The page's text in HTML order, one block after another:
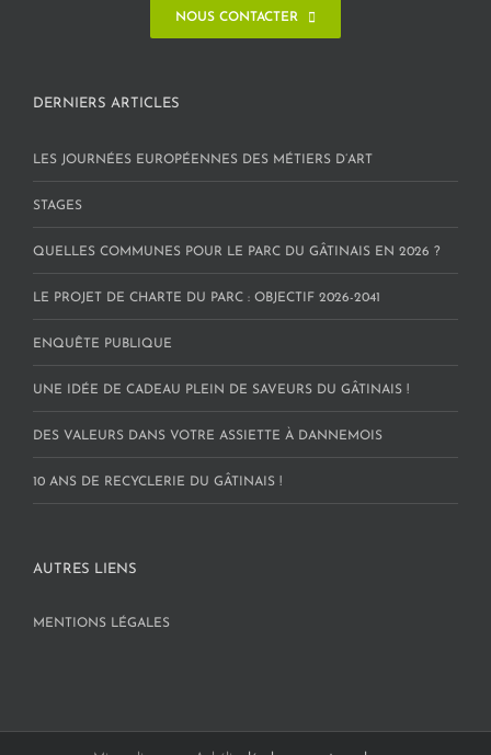
NOUS CONTACTER
DERNIERS ARTICLES
LES JOURNÉES EUROPÉENNES DES MÉTIERS D’ART
STAGES
QUELLES COMMUNES POUR LE PARC DU GÂTINAIS EN 2026 ?
LE PROJET DE CHARTE DU PARC : OBJECTIF 2026-2041
ENQUÊTE PUBLIQUE
UNE IDÉE DE CADEAU PLEIN DE SAVEURS DU GÂTINAIS !
DES VALEURS DANS VOTRE ASSIETTE À DANNEMOIS
10 ANS DE RECYCLERIE DU GÂTINAIS !
AUTRES LIENS
MENTIONS LÉGALES